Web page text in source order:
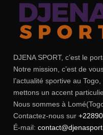
DJENA SPORT, c’est le
Notre mission, c’est de
l’actualité sportive au
mettons un accent
Nous sommes à
Contactez-nous sur
É-mail: